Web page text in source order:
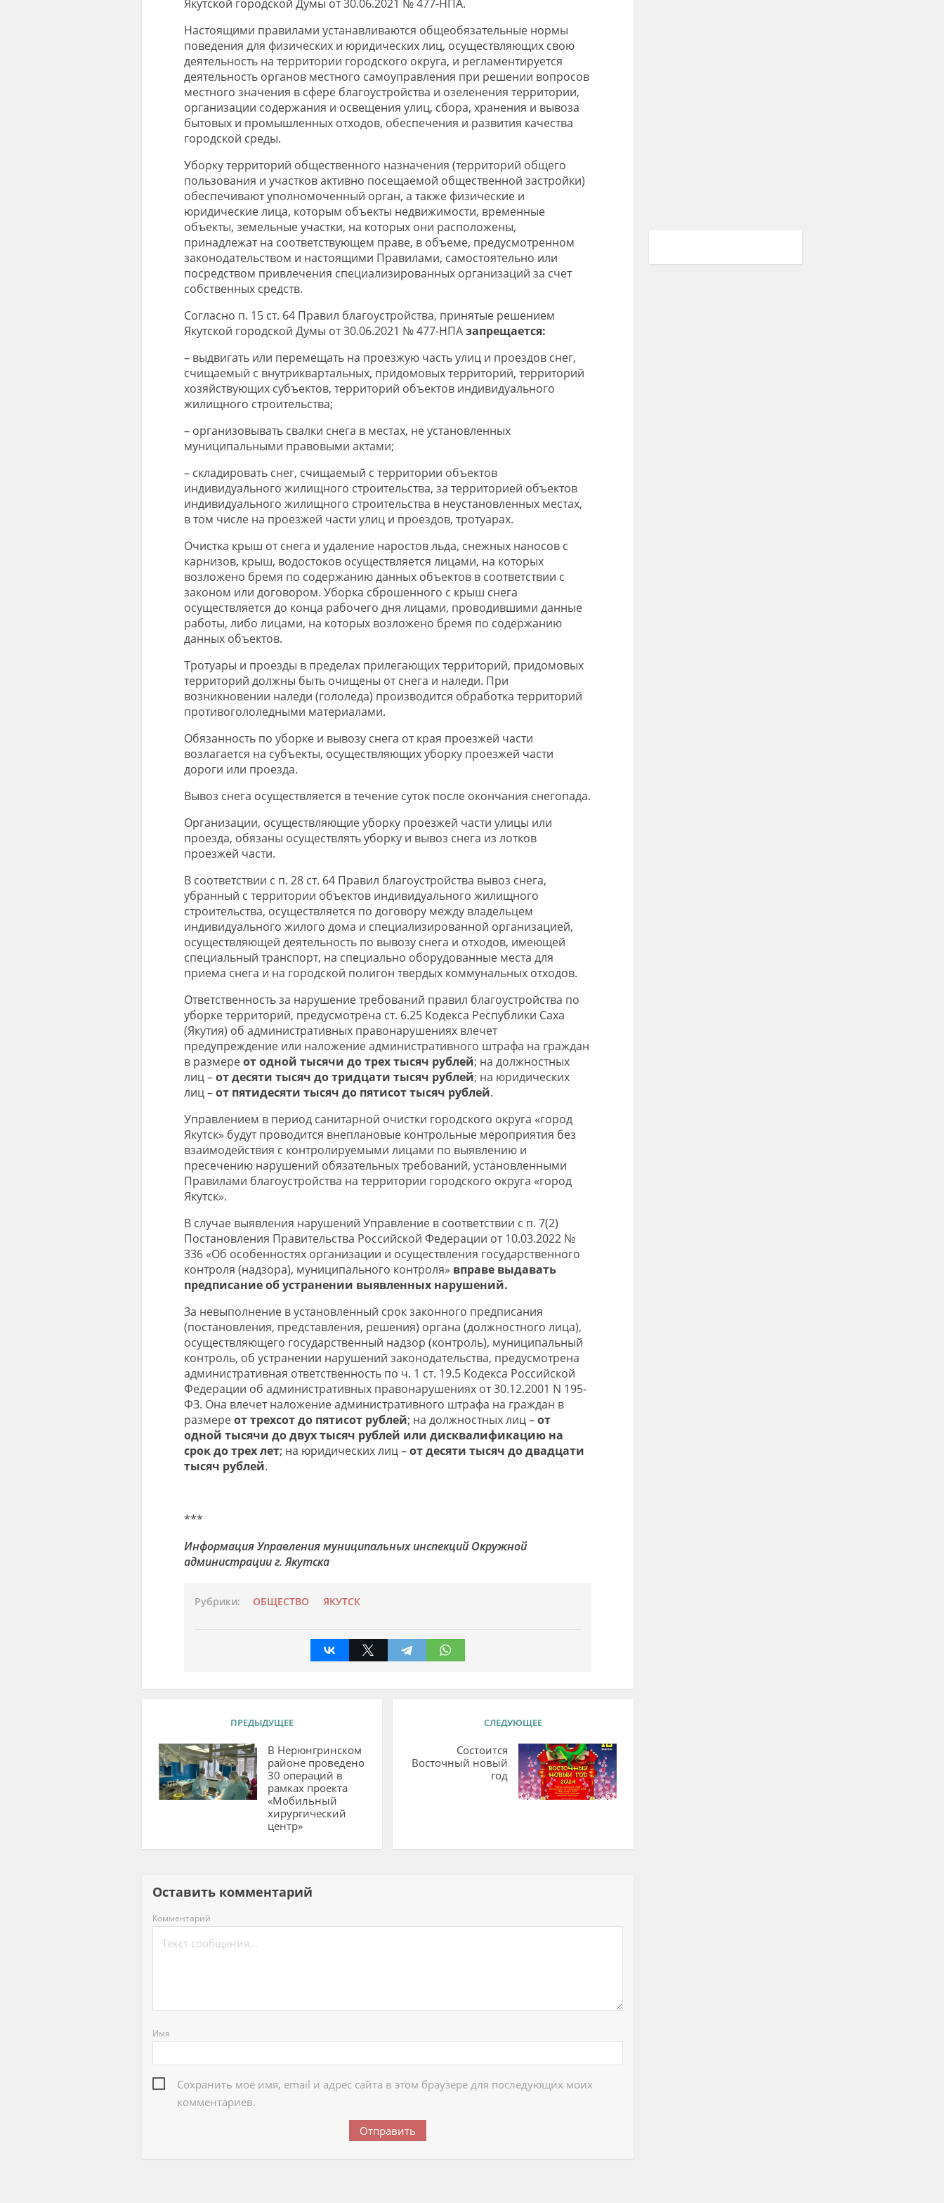
Якутской городской Думы от 30.06.2021 № 477-НПА.
Настоящими правилами устанавливаются общеобязательные нормы
поведения для физических и юридических лиц, осуществляющих свою
деятельность на территории городского округа, и регламентируется
деятельность органов местного самоуправления при решении вопросов
местного значения в сфере благоустройства и озеленения территории,
организации содержания и освещения улиц, сбора, хранения и вывоза
бытовых и промышленных отходов, обеспечения и развития качества
городской среды.
Уборку территорий общественного назначения (территорий общего
пользования и участков активно посещаемой общественной застройки)
обеспечивают уполномоченный орган, а также физические и
юридические лица, которым объекты недвижимости, временные
объекты, земельные участки, на которых они расположены,
принадлежат на соответствующем праве, в объеме, предусмотренном
законодательством и настоящими Правилами, самостоятельно или
посредством привлечения специализированных организаций за счет
собственных средств.
Согласно п. 15 ст. 64 Правил благоустройства, принятые решением
Якутской городской Думы от 30.06.2021 № 477-НПАзапрещается:
– выдвигать или перемещать на проезжую часть улиц и проездов снег,
счищаемый с внутриквартальных, придомовых территорий, территорий
хозяйствующих субъектов, территорий объектов индивидуального
жилищного строительства;
– организовывать свалки снега в местах, не установленных
муниципальными правовыми актами;
– складировать снег, счищаемый с территории объектов
индивидуального жилищного строительства, за территорией объектов
индивидуального жилищного строительства в неустановленных местах,
в том числе на проезжей части улиц и проездов, тротуарах.
Очистка крыш от снега и удаление наростов льда, снежных наносов с
карнизов, крыш, водостоков осуществляется лицами, на которых
возложено бремя по содержанию данных объектов в соответствии с
законом или договором. Уборка сброшенного с крыш снега
осуществляется до конца рабочего дня лицами, проводившими данные
работы, либо лицами, на которых возложено бремя по содержанию
данных объектов.
Тротуары и проезды в пределах прилегающих территорий, придомовых
территорий должны быть очищены от снега и наледи. При
возникновении наледи (гололеда) производится обработка территорий
противогололедными материалами.
Обязанность по уборке и вывозу снега от края проезжей части
возлагается на субъекты, осуществляющих уборку проезжей части
дороги или проезда.
Вывоз снега осуществляется в течение суток после окончания снегопада.
Организации, осуществляющие уборку проезжей части улицы или
проезда, обязаны осуществлять уборку и вывоз снега из лотков
проезжей части.
В соответствии с п. 28 ст. 64 Правил благоустройства вывоз снега,
убранный с территории объектов индивидуального жилищного
строительства, осуществляется по договору между владельцем
индивидуального жилого дома и специализированной организацией,
осуществляющей деятельность по вывозу снега и отходов, имеющей
специальный транспорт, на специально оборудованные места для
приема снега и на городской полигон твердых коммунальных отходов.
Ответственность за нарушение требований правил благоустройства по
уборке территорий, предусмотрена ст. 6.25 Кодекса Республики Саха
(Якутия) об административных правонарушениях влечет
предупреждение или наложение административного штрафа на граждан
в размереот одной тысячи до трех тысяч рублей; на должностных
лиц –от десяти тысяч до тридцати тысяч рублей; на юридических
лиц –от пятидесяти тысяч до пятисот тысяч рублей.
Управлением в период санитарной очистки городского округа «город
Якутск» будут проводится внеплановые контрольные мероприятия без
взаимодействия с контролируемыми лицами по выявлению и
пресечению нарушений обязательных требований, установленными
Правилами благоустройства на территории городского округа «город
Якутск».
В случае выявления нарушений Управление в соответствии с п. 7(2)
Постановления Правительства Российской Федерации от 10.03.2022 №
336 «Об особенностях организации и осуществления государственного
контроля (надзора), муниципального контроля» вправе выдавать
предписание об устранении выявленных нарушений.
За невыполнение в установленный срок законного предписания
(постановления, представления, решения) органа (должностного лица),
осуществляющего государственный надзор (контроль), муниципальный
контроль, об устранении нарушений законодательства, предусмотрена
административная ответственность по ч. 1 ст. 19.5 Кодекса Российской
Федерации об административных правонарушениях от 30.12.2001 N 195-
ФЗ. Она влечет наложение административного штрафа на граждан в
размереот трехсот до пятисот рублей; на должностных лиц –от
одной тысячи до двух тысяч рублей или дисквалификацию на
срок до трех лет; на юридических лиц –от десяти тысяч до двадцати
тысяч рублей.
***
Информация Управления муниципальных инспекций Окружной
администрации г. Якутска
Рубрики: ОБЩЕСТВО ЯКУТСК
ПРЕДЫДУЩЕЕ
В Нерюнгринском
районе проведено
30 операций в
рамках проекта
«Мобильный
хирургический
центр»
СЛЕДУЮЩЕЕ
Состоится
Восточный новый
год
Оставить комментарий
Комментарий
Имя
Сохранить моё имя, email и адрес сайта в этом браузере для последующих моих
комментариев.